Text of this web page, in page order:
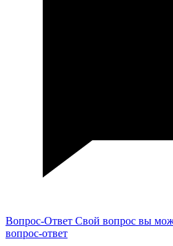
Вопрос-Ответ Свой вопрос вы
вопрос-ответ